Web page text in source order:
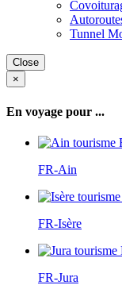
Tunnel
Close
×
En voyage pour ...
FR-Ain
FR-Isère
FR-Jura